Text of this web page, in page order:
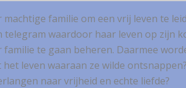
familie om een vrij leven te
telegram waardoor haar leven op
te gaan beheren. Daarmee
leven waaraan ze wilde
naar vrijheid en echte liefde?